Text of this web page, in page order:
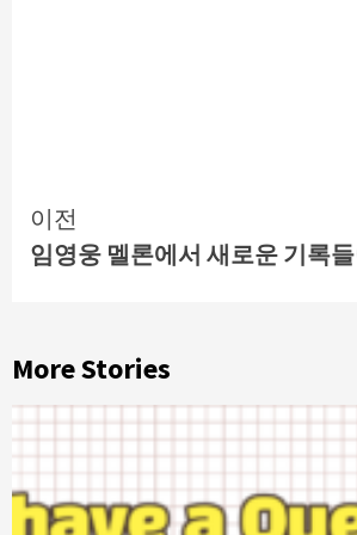
Continue
Reading
이전
임영웅 멜론에서 새로운 기록
More Stories